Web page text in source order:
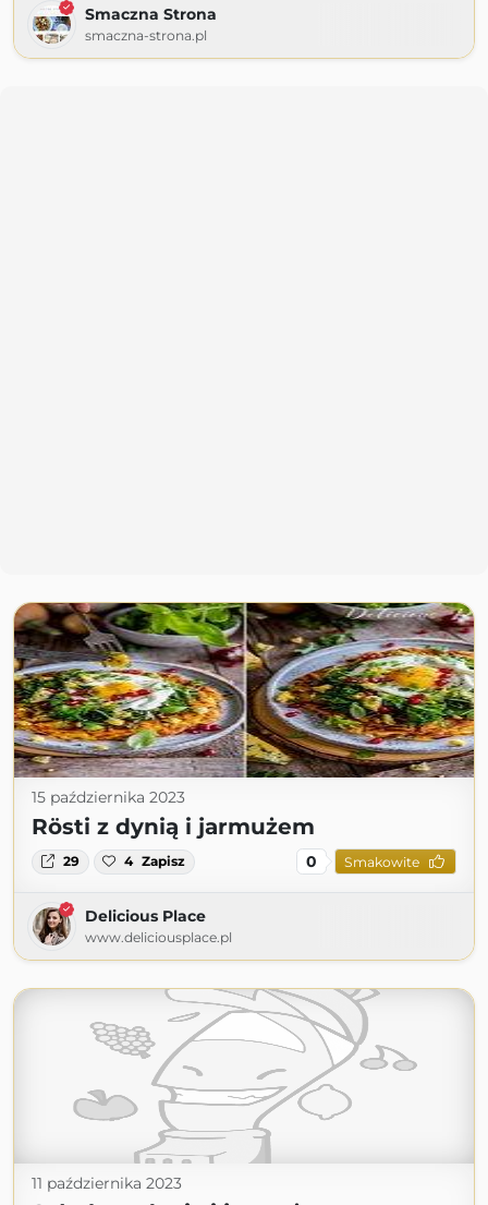
Smaczna Strona
smaczna-strona.pl
15 października 2023
Rösti z dynią i jarmużem
29 4 Zapisz 0 Smakowite
Delicious Place
www.deliciousplace.pl
11 października 2023